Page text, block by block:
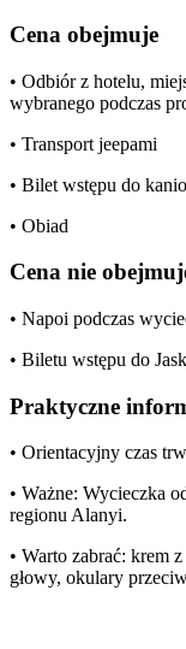
Cena obejmuje
• Odbiór z hotelu,
wybranego podczas
• Transport jeepami
• Bilet wstępu do
• Obiad
Cena nie
• Napoi podczas
• Biletu wstępu do
Praktyczne
• Orientacyjny czas
• Ważne: Wycieczka
regionu Alanyi.
• Warto zabrać: krem
głowy, okulary